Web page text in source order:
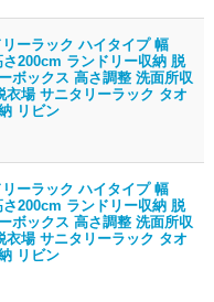
ーラック ハイタイプ 幅
200cm ランドリー収納 脱
ボックス 高さ調整 洗面所収
衣場 サニタリーラック タオ
リビン
ーラック ハイタイプ 幅
200cm ランドリー収納 脱
ボックス 高さ調整 洗面所収
衣場 サニタリーラック タオ
リビン